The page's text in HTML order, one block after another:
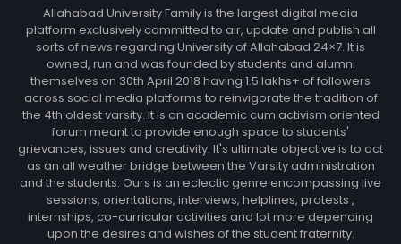
Allahabad University Family is the largest digital media
platform exclusively committed to air, update and publish all
sorts of news regarding University of Allahabad 24×7. It is
owned, run and was founded by students and alumni
themselves on 30th April 2018 having 1.5 lakhs+ of followers
across social media platforms to reinvigorate the tradition of
the 4th oldest varsity. It is an academic cum activism oriented
forum meant to provide enough space to students'
grievances, issues and creativity. It's ultimate objective is to act
as an all weather bridge between the Varsity administration
and the students. Ours is an eclectic genre encompassing live
sessions, orientations, interviews, helplines, protests ,
internships, co-curricular activities and lot more depending
upon the desires and wishes of the student fraternity.